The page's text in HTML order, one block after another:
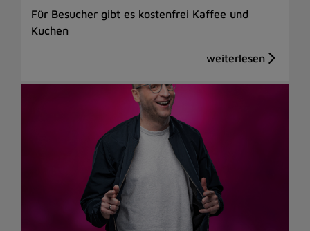
Für Besucher gibt es kostenfrei Kaffee und
Kuchen